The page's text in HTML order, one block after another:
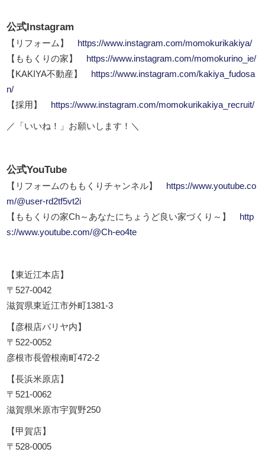
公式Instagram
【リフォーム】
https://www.instagram.com/momokurikakiya/
【ももくりの家】
https://www.instagram.com/momokurino_ie/
【KAKIYA不動産】
https://www.instagram.com/kakiya_fudosa
n/
【採用】
https://www.instagram.com/momokurikakiya_recruit/
／「いいね！」お願いします！＼
公式YouTube
【リフォームのももくりチャンネル】
https://www.youtube.co
m/@user-rd2tf5vt2i
【ももくりの家Ch～あなたにちょうど良い家づくり～】
http
s://www.youtube.com/@Ch-eo4te
【東近江本店】
〒527-0042
滋賀県東近江市外町1381-3
【彦根店パリヤ内】
〒522-0052
彦根市長曽根南町472-2
【長浜米原店】
〒521-0062
滋賀県米原市宇賀野250
【甲賀店】
〒528-0005